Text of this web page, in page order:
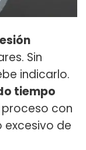
Sin
indicarlo.
tiempo
proceso con
excesivo de